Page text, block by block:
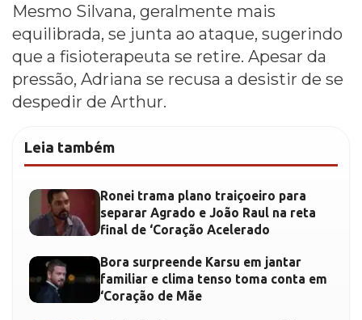
Mesmo Silvana, geralmente mais
equilibrada, se junta ao ataque, sugerindo
que a fisioterapeuta se retire. Apesar da
pressão, Adriana se recusa a desistir de se
despedir de Arthur.
Leia também
Ronei trama plano traiçoeiro para
separar Agrado e João Raul na reta
final de ‘Coração Acelerado
Bora surpreende Karsu em jantar
familiar e clima tenso toma conta em
‘Coração de Mãe